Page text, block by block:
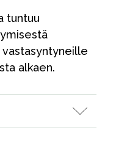
tuntuu
vastasyntyneille
alkaen.